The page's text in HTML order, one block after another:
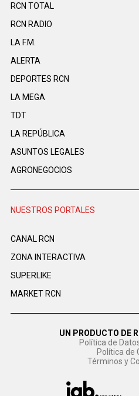
RCN TOTAL
RCN RADIO
LA F.M.
ALERTA
DEPORTES RCN
LA MEGA
TDT
LA REPÚBLICA
ASUNTOS LEGALES
AGRONEGOCIOS
NUESTROS PORTALES
CANAL RCN
ZONA INTERACTIVA
SUPERLIKE
MARKET RCN
UN PRODUCTO DE
Política de
Política de
Términos y